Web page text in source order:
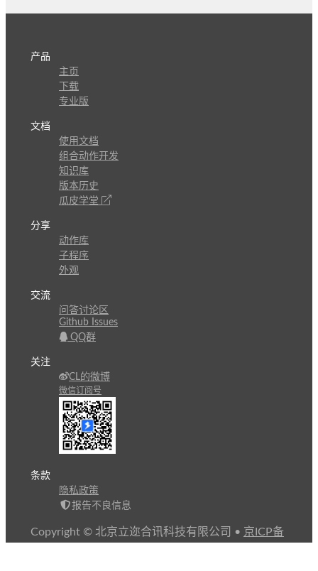
产品
主页
下载
专业版
文档
使用文档
组合动作开发
知识库
版本历史
瓜皮学堂
分享
动作库
子程序
外观
交流
问答讨论区
Github Issues
QQ群
关注
CL的微博
微信订阅号
条款
隐私政策
报告不良信息
Copyright © 北京立迩合讯科技有限公司 • 京ICP备